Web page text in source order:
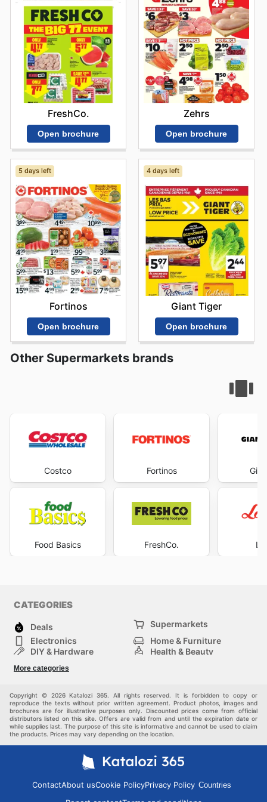
économies potentielles tout au long de l'année. Cette
vigilance permet de bénéficier des meilleurs prix sur une
large gamme de produits, des denrées alimentaires de
base aux articles de spécialité, renforçant ainsi la
confiance et la fidélité des clients. Chaque semaine
offre une nouvelle opportunité de réaliser des
économies substantielles, faisant de la vérification
régulière des promotions une habitude bénéfique. Stay
up to date with Real Canadian Superstore's weekly ads
and enjoy exclusive savings every day.
FreshCo.
Open brochure
Zehrs
Open brochure
5 days left
Fortinos
Open brochure
4 days left
Giant Tiger
Open brochure
Other Supermarkets brands
Costco
Food Basics
Fortinos
FreshCo.
CATEGORIES
Deals
Supermarkets
Electronics
Home & Furniture
DIY & Hardware
Health & Beauty
Kids
More categories
Copyright © 2026 Katalozi 365. All rights reserved. It is forbidden to copy or
reproduce the texts without prior written agreement. Product photos, images and
brochures are for illustrative purposes only. Discounted prices come from official
distributors listed on this site. Offers are valid from and until the expiration date or
while supplies last. The purpose of this site is informative and cannot be used to claim
the products. Prices may vary depending on the location.
ContactAbout usCookie PolicyPrivacy Policy Countries